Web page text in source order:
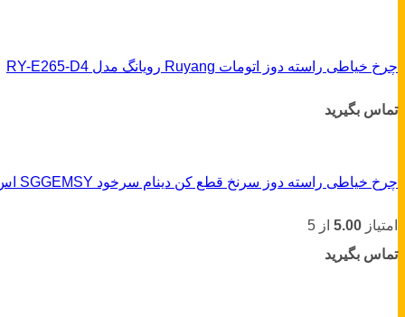
چرخ خیاطی راسته دوز اتومات Ruyang رویانگ مدل RY-E265-D4
تماس بگیرید
چرخ خیاطی راسته دوز سرنخ قطع کن دینام سرخود SGGEMSY اس جی جمسی GEM 8801E1-S2
امتیاز 5.00 از 5
تماس بگیرید